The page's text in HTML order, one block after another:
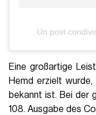
Un post
Eine großartige
Hemd erzielt
bekannt ist. Bei der
108. Ausgabe des